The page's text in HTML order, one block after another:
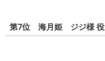
第7位 海月姫 ジジ様 役